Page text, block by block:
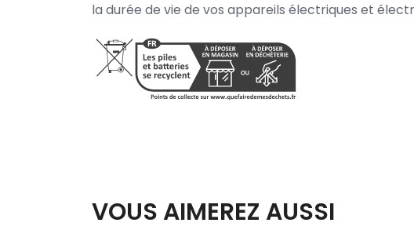
la durée de vie de vos appareils électriques et
VOUS AIMEREZ AUSSI